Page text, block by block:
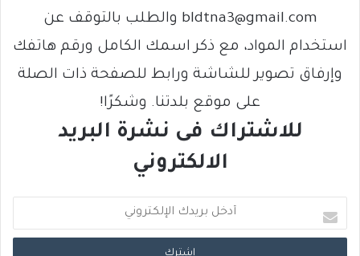
bldtna3@gmail.com والطلب بالتوقف عن
استخدام المواد، مع ذكر اسمك الكامل ورقم هاتفك
وإرفاق تصوير للشاشة ورابط للصفحة ذات الصلة
على موقع بلدتنا. وشكرًا!
للاشتراك فى نشرة البريد
الالكتروني
د